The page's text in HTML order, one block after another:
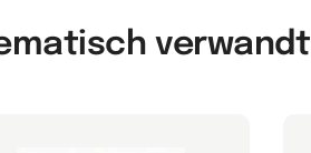
verwandt